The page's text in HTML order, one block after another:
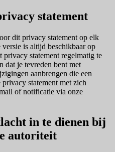
statement
dit privacy statement op elk
is altijd beschikbaar op
statement regelmatig te
dat je tevreden bent met
aanbrengen die een
statement met zich
of notificatie via onze
in te dienen bij
autoriteit